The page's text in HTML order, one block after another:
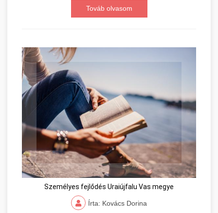
Továb olvasom
Személyes fejlődés Uraiújfalu Vas megye
Írta: Kovács Dorina